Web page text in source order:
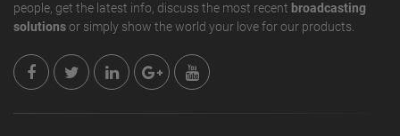
people, get the latest info, discuss the most recent broadcasting
solutionsor simply show the world your love for our products.